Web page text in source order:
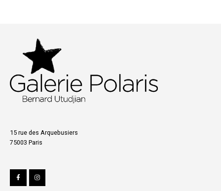
15 rue des Arquebusiers
75003 Paris